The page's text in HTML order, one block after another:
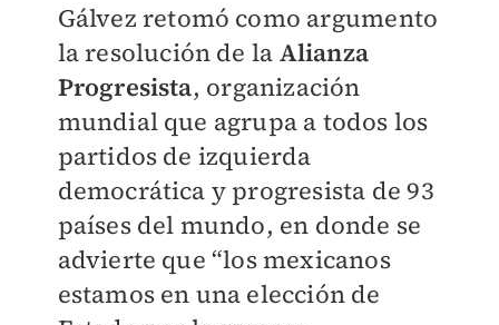
Gálvez retomó como argumento
la resolución de la Alianza
Progresista, organización
mundial que agrupa a todos los
partidos de izquierda
democrática y progresista de 93
países del mundo, en donde se
advierte que “los mexicanos
estamos en una elección de